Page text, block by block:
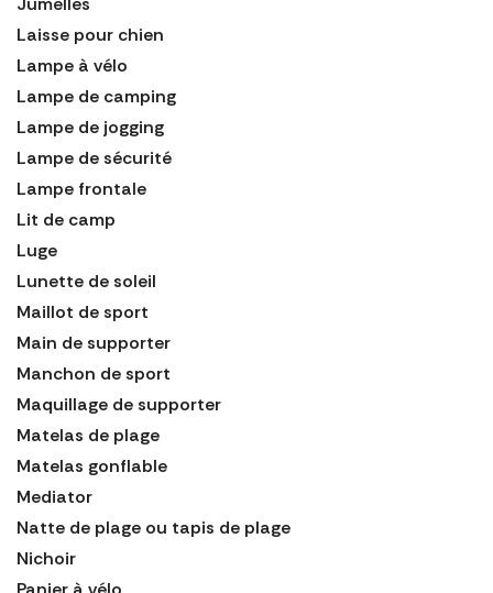
Laisse pour chien
Lampe à vélo
Lampe de camping
Lampe de jogging
Lampe de sécurité
Lampe frontale
Lit de camp
Luge
Lunette de soleil
Maillot de sport
Main de supporter
Manchon de sport
Maquillage de supporter
Matelas de plage
Matelas gonflable
Mediator
Natte de plage ou tapis de plage
Nichoir